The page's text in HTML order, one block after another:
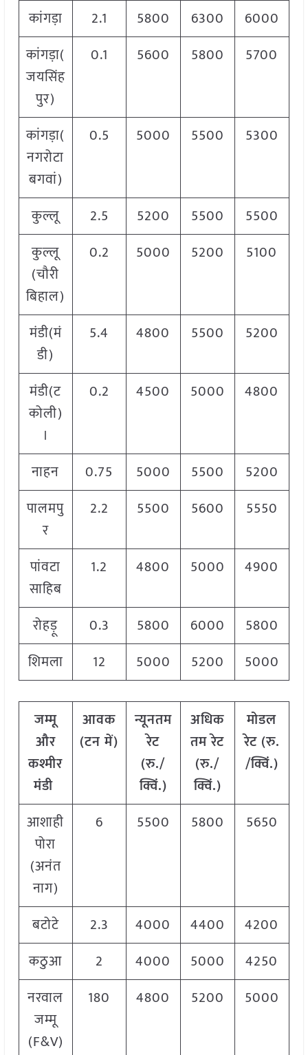
कांगड़ा 2.1 5800 6300
6000
कांगड़ा(
जयसिंह
पुर)
0.1 5600 5800 5700
कांगड़ा(
नगरोटा
बगवां)
0.5 5000 5500 5300
कुल्लू 2.5 5200 5500
5500
कुल्लू
(चौरी
बिहाल)
0.2 5000 5200 5100
मंडी(मं
डी)
5.4 4800 5500 5200
मंडी(ट
कोली)
।
0.2 4500 5000 4800
नाहन 0.75 5000 5500
5200
पालमपु
र
2.2 5500 5600 5550
पांवटा
साहिब
1.2 4800 5000 4900
रोहड़ू 0.3 5800 6000
5800
शिमला
12 5000 5200 5000
जम्मू
और
कश्मीर
मंडी
आवक
(टन में)
न्यूनतम
रेट
(रु./
क्विं.)
अधिक
तम रेट
(रु./
क्विं.)
मोडल
रेट (रु.
/क्विं.)
आशाही
पोरा
(अनंत
नाग)
6 5500 5800 5650
बटोटे 2.3 4000 4400
4200
कठुआ
2 4000 5000
4250
नरवाल
जम्मू
(F&V)
180 4800 5200 5000